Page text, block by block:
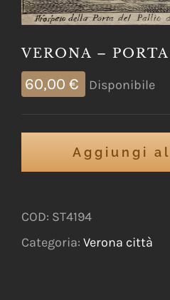
VERONA –
60,00 € Disponibile
Aggiungi
COD: ST4194
Categoria: Verona città